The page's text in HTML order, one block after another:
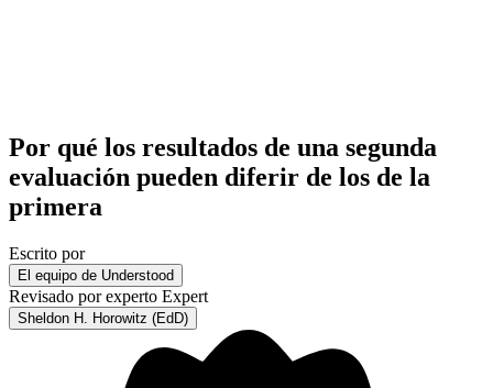
Por qué los resultados de una segunda
evaluación pueden diferir de los de la
primera
Escrito por
El equipo de Understood
Revisado por experto Expert
Sheldon H. Horowitz (EdD)